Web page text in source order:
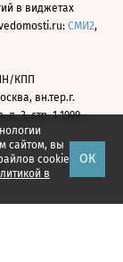
сайтом, вы
cookie
в
ОК
в виджетах
СМИ2,
КПП
вн.тер.г.
3, стр. 1 1999—